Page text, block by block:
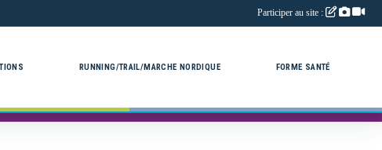
RUNNING/TRAIL/MARCHE NORDIQUE FORME SANTÉ
Participer au site :